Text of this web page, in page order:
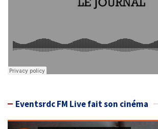
Eventsrdc FM Live fait son cinéma